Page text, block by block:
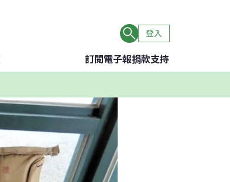
登入
訂閱電子報捐款支持